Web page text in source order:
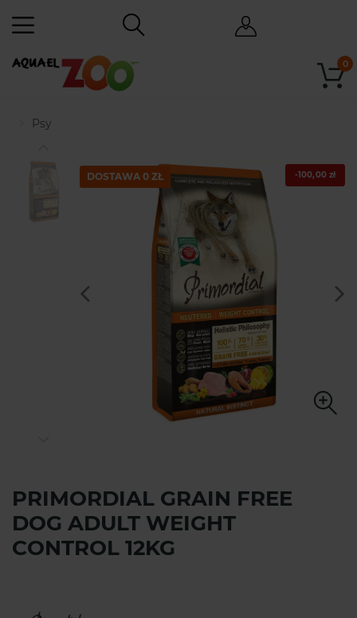
0
Psy
DOSTAWA 0 ZŁ -100,00 zł
PRIMORDIAL GRAIN FREE
DOG ADULT WEIGHT
CONTROL 12KG